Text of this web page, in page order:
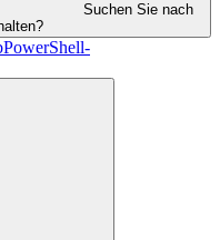
Suchen Sie nach
PowerShell-